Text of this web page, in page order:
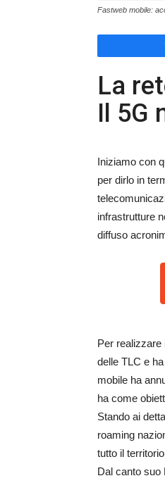
Fastweb mobile:
La
Il 5G
Iniziamo con
per dirlo in
infrastrutture
diffuso
Per
delle TLC e
mobile ha
ha come
Stando ai
roaming
tutto il
Dal canto suo